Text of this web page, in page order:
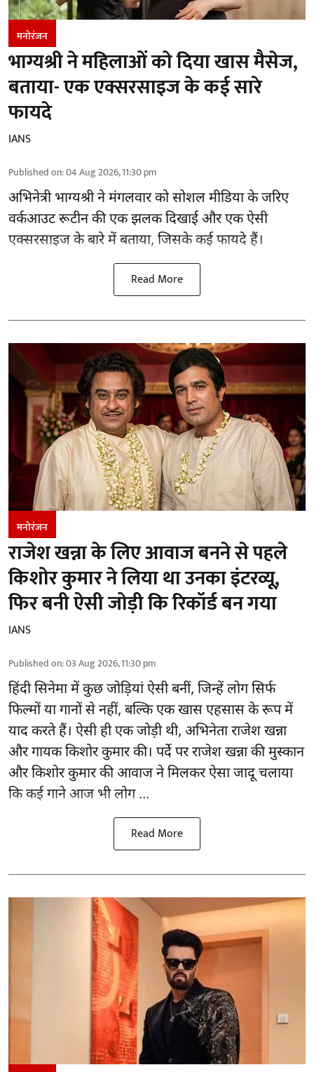
मनोरंजन
भाग्यश्री ने महिलाओं को दिया खास मैसेज,
बताया- एक एक्सरसाइज के कई सारे
फायदे
IANS
Published on:04 Aug 2026, 11:30 pm
अभिनेत्री भाग्यश्री ने मंगलवार को सोशल मीडिया के जरिए
वर्कआउट रूटीन की एक झलक दिखाई और एक ऐसी
एक्सरसाइज के बारे में बताया, जिसके कई फायदे हैं।
Read More
मनोरंजन
राजेश खन्ना के लिए आवाज बनने से पहले
किशोर कुमार ने लिया था उनका इंटरव्यू,
फिर बनी ऐसी जोड़ी कि रिकॉर्ड बन गया
IANS
Published on:03 Aug 2026, 11:30 pm
हिंदी सिनेमा में कुछ जोड़ियां ऐसी बनीं, जिन्हें लोग सिर्फ
फिल्मों या गानों से नहीं, बल्कि एक खास एहसास के रूप में
याद करते हैं। ऐसी ही एक जोड़ी थी, अभिनेता राजेश खन्ना
और गायक किशोर कुमार की। पर्दे पर राजेश खन्ना की मुस्कान
और किशोर कुमार कीआवाजने मिलकर ऐसा जादू चलाया
कि कई गाने आज भी लोग ...
Read More